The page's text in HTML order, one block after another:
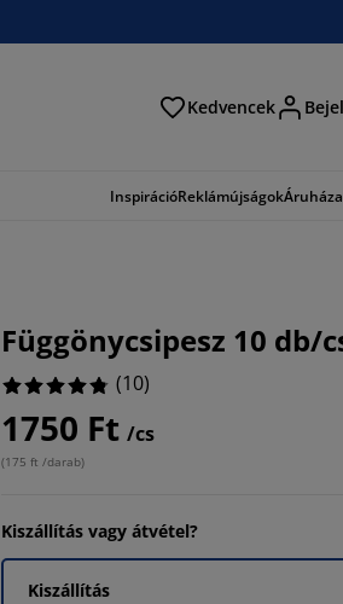
Kedvencek
InspirációReklámújságok
Függönycsipesz 10 db/
(10)
1750 Ft /cs
(175 ft /darab)
Kiszállítás vagy átvétel?
Kiszállítás